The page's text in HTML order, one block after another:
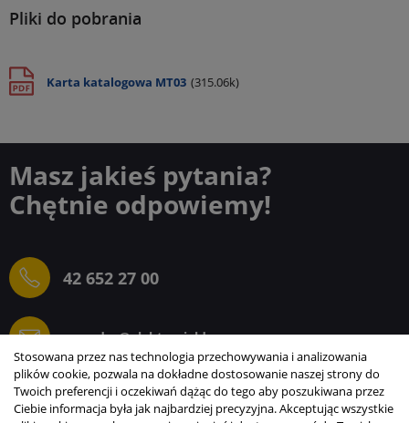
Pliki do pobrania
Karta katalogowa MT03 (315.06k)
Masz jakieś pytania?
Chętnie odpowiemy!
42 652 27 00
sprzedaz@elektrogielda.com
ELEKTROGIEŁDA SZ.ŻACZKIEWICZ; M.KARLIŃSKI
Stosowana przez nas technologia przechowywania i analizowania
plików cookie, pozwala na dokładne dostosowanie naszej strony do
Twoich preferencji i oczekiwań dążąc do tego aby poszukiwana przez
Ciebie informacja była jak najbardziej precyzyjna. Akceptując wszystkie